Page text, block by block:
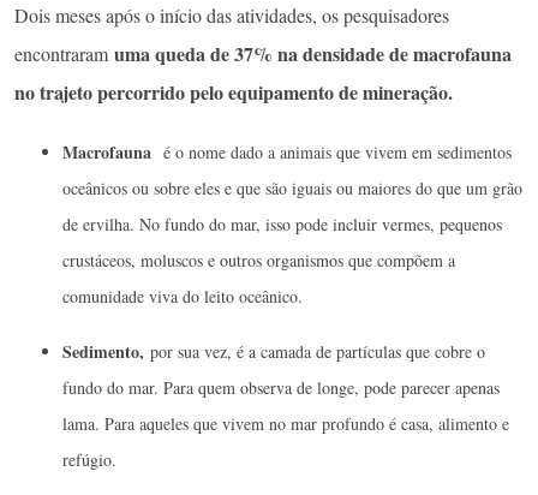
Dois meses após o início das atividades, os pesquisadores
encontraram uma queda de 37% na densidade de macrofauna
no trajeto percorrido pelo equipamento de mineração.
Macrofauna é o nome dado a animais que vivem em sedimentos
oceânicos ou sobre eles e que são iguais ou maiores do que um grão
de ervilha. No fundo do mar, isso pode incluir vermes, pequenos
crustáceos, moluscos e outros organismos que compõem a
comunidade viva do leito oceânico.
Sedimento, por sua vez, é a camada de partículas que cobre o
fundo do mar. Para quem observa de longe, pode parecer apenas
lama. Para aqueles que vivem no mar profundo é casa, alimento e
refúgio.